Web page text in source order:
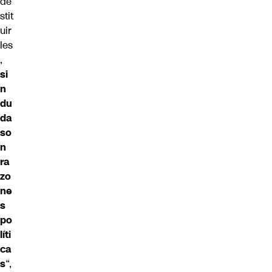
stit
uir
les
,
si
n
du
da
so
n
ra
zo
ne
s
po
líti
ca
s“,